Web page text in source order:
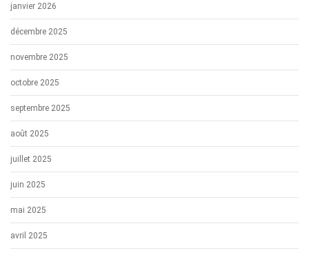
janvier 2026
décembre 2025
novembre 2025
octobre 2025
septembre 2025
août 2025
juillet 2025
juin 2025
mai 2025
avril 2025